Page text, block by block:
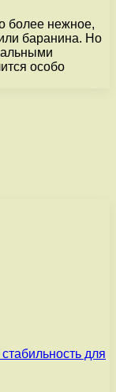
более нежное,
баранина. Но
особо
для